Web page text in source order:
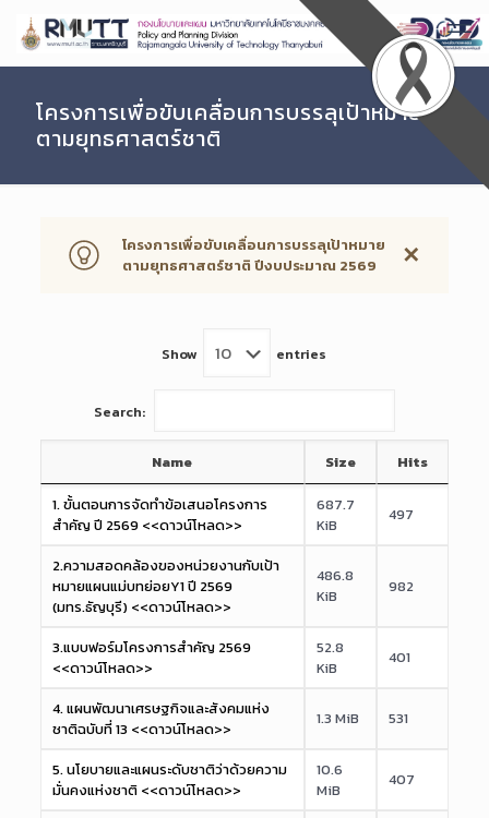
Content
โครงการเพื่อขับเคลื่อนการบรรลุเป้าหมาย
ตามยุทธศาสตร์ชาติ
โครงการเพื่อขับเคลื่อนการบรรลุเป้าหมาย
ตามยุทธศาสตร์ชาติ ปีงบประมาณ 2569
✕
Show entries
Search:
Name Size Hits
1. ขั้นตอนการจัดทำข้อเสนอโครงการ
สำคัญ ปี 2569 <<ดาวน์โหลด>>
687.7
KiB
497
2.ความสอดคล้องของหน่วยงานกับเป้า
หมายแผนแม่บทย่อยY1 ปี 2569
(มทร.ธัญบุรี) <<ดาวน์โหลด>>
486.8
KiB
982
3.แบบฟอร์มโครงการสำคัญ 2569
<<ดาวน์โหลด>>
52.8
KiB
401
4. แผนพัฒนาเศรษฐกิจและสังคมแห่ง
ชาติฉบับที่ 13 <<ดาวน์โหลด>>
1.3 MiB 531
5. นโยบายและแผนระดับชาติว่าด้วยความ
มั่นคงแห่งชาติ <<ดาวน์โหลด>>
10.6
MiB
407